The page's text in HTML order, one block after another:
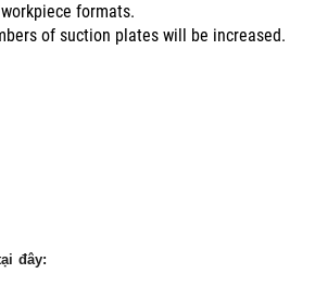
formats.
of suction plates will be increased.
đây: